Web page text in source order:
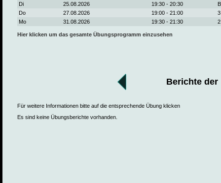
Di 25.08.2026 19:30 - 20:30
Do
27.08.2026 19:00 - 21:00
Mo
31.08.2026 19:30 - 21:30
Hier klicken um das gesamte Übungsprogramm einzusehen
Berichte der
Für weitere Informationen bitte auf die entsprechende Übung klicken
Es sind keine Übungsberichte vorhanden.